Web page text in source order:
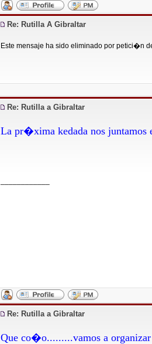
Re: Rutilla A Gibraltar
Este mensaje ha sido eliminado por petici�n
Re: Rutilla a Gibraltar
La pr�xima kedada nos juntamos
Re: Rutilla a Gibraltar
Que co�o.........vamos a